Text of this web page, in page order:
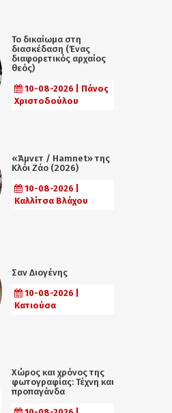
Το δικαίωμα στη
διασκέδαση (Ένας
διαφορετικός αρχαίος
θεός)
10-08-2026 | Πάνος
Χριστοδούλου
«Άμνετ / Hamnet» της
Κλόι Ζάο (2026)
10-08-2026 |
Καλλίτσα Βλάχου
Σαν Διογένης
10-08-2026 |
Κατιούσα
Χώρος και χρόνος της
φωτογραφίας: Τέχνη και
προπαγάνδα